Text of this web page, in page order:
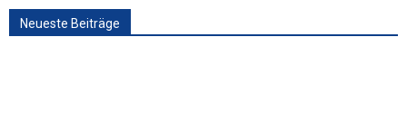
Neueste Beiträge